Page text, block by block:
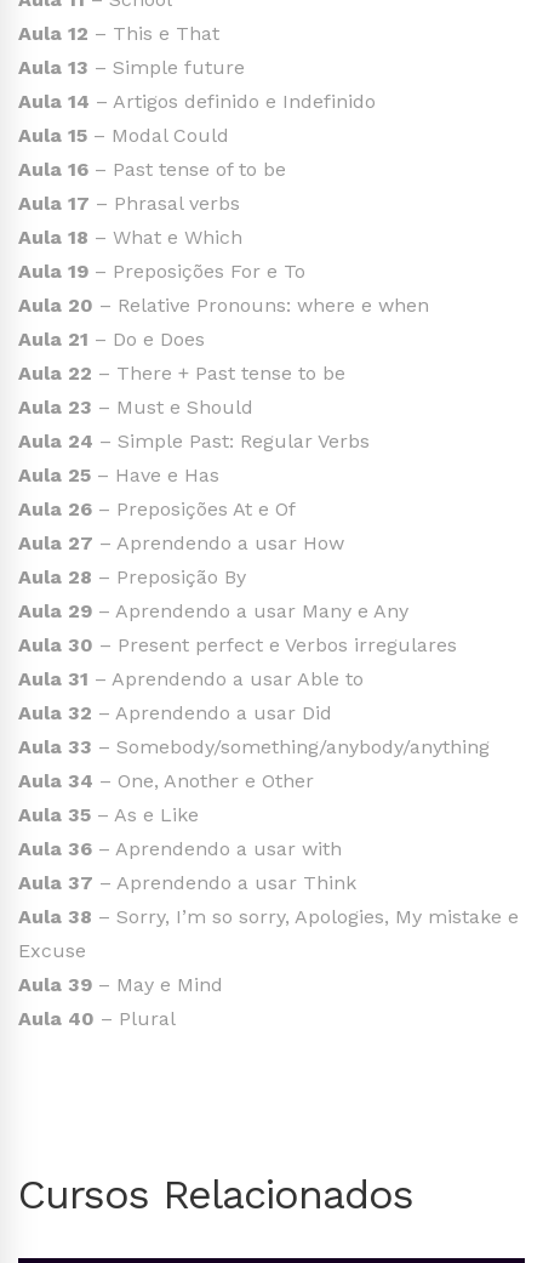
Aula 12 – This e That
Aula 13 – Simple future
Aula 14 – Artigos definido e Indefinido
Aula 15 – Modal Could
Aula 16 – Past tense of to be
Aula 17 – Phrasal verbs
Aula 18 – What e Which
Aula 19 – Preposições For e To
Aula 20 – Relative Pronouns: where e when
Aula 21 – Do e Does
Aula 22 – There + Past tense to be
Aula 23 – Must e Should
Aula 24 – Simple Past: Regular Verbs
Aula 25 – Have e Has
Aula 26 – Preposições At e Of
Aula 27 – Aprendendo a usar How
Aula 28 – Preposição By
Aula 29 – Aprendendo a usar Many e Any
Aula 30 – Present perfect e Verbos irregulares
Aula 31 – Aprendendo a usar Able to
Aula 32 – Aprendendo a usar Did
Aula 33 – Somebody/something/anybody/anything
Aula 34 – One, Another e Other
Aula 35 – As e Like
Aula 36 – Aprendendo a usar with
Aula 37 – Aprendendo a usar Think
Aula 38 – Sorry, I’m so sorry, Apologies, My mistake e
Excuse
Aula 39 – May e Mind
Aula 40 – Plural
Cursos Relacionados